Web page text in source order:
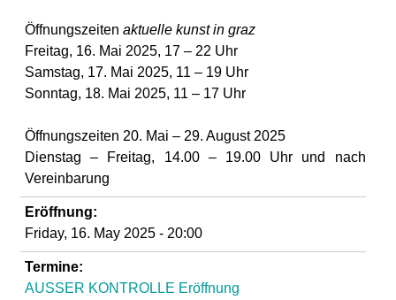
Öffnungszeiten aktuelle kunst in graz
Freitag, 16. Mai 2025, 17 – 22 Uhr
Samstag, 17. Mai 2025, 11 – 19 Uhr
Sonntag, 18. Mai 2025, 11 – 17 Uhr
Öffnungszeiten 20. Mai – 29. August 2025
Dienstag – Freitag, 14.00 – 19.00 Uhr und nach
Vereinbarung
Eröffnung:
Friday, 16. May 2025 - 20:00
Termine:
AUSSER KONTROLLE Eröffnung